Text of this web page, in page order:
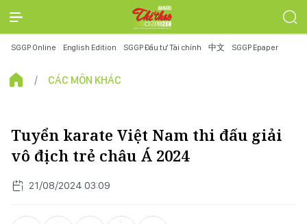
SGGP Online English Edition SGGP Đầu tư Tài chính 中文 SGGP Epaper
CÁC MÔN KHÁC
Tuyển karate Việt Nam thi đấu giải
vô địch trẻ châu Á 2024
21/08/2024 03:09